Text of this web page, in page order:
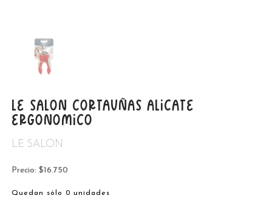
LE SALON CORTAUÑAS ALICATE
ERGONOMICO
LE SALON
Precio: $16.750
Quedan sólo 0 unidades